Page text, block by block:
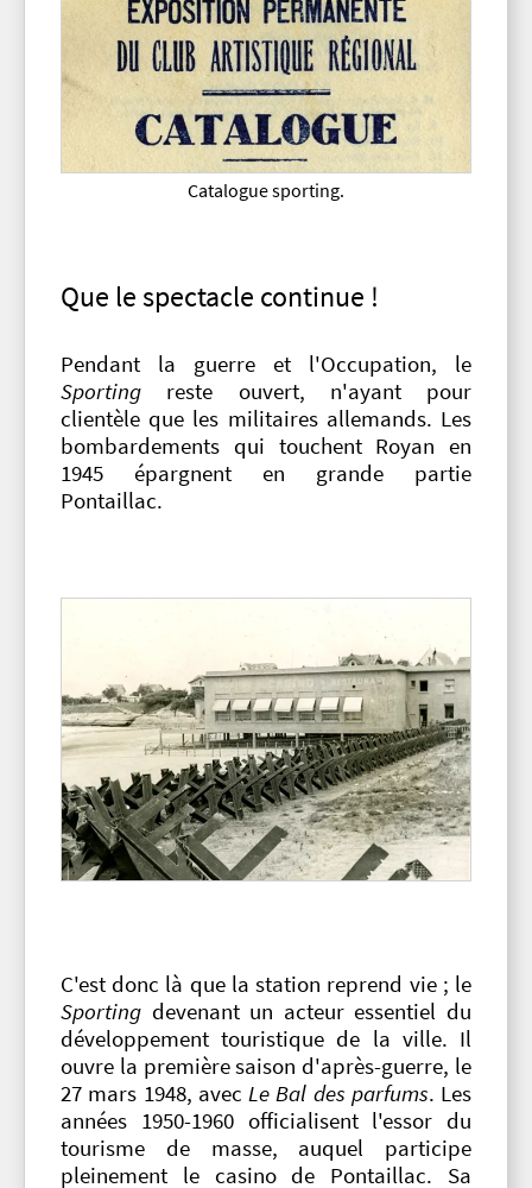
Catalogue sporting.
Que le spectacle continue !
Pendant la guerre et l'Occupation, le
Sporting reste ouvert, n'ayant pour
clientèle que les militaires allemands. Les
bombardements qui touchent Royan en
1945 épargnent en grande partie
Pontaillac.
C'est donc là que la station reprend vie ; le
Sporting devenant un acteur essentiel du
développement touristique de la ville. Il
ouvre la première saison d'après-guerre, le
27 mars 1948, avec Le Bal des parfums. Les
années 1950-1960 officialisent l'essor du
tourisme de masse, auquel participe
pleinement le casino de Pontaillac. Sa